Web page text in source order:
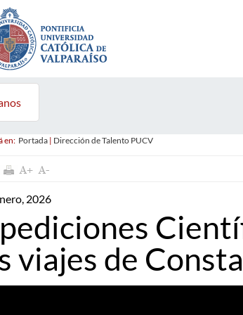
en: Portada| Dirección de Talento PUCV
2026
viajes de